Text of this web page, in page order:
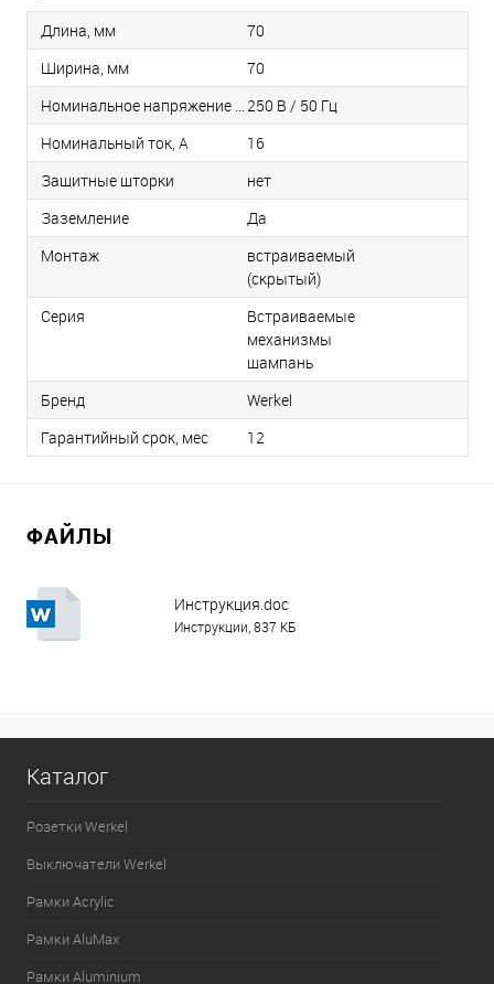
Длина, мм
70
Ширина, мм
70
Номинальное напряжение / Частота 250 В / 50 Гц
Номинальный ток, А
16
Защитные шторки
нет
Заземление
Да
Монтаж
встраиваемый
(скрытый)
Серия
Встраиваемые
механизмы
шампань
Бренд
Werkel
Гарантийный срок, мес
12
ФАЙЛЫ
Инструкция.doc
Инструкции, 837 КБ
Каталог
Розетки Werkel
Выключатели Werkel
Рамки Acrylic
Рамки AluMax
Рамки Aluminium